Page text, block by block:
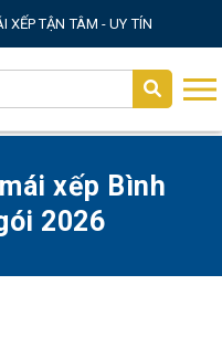
XẾP TẬN TÂM - UY TÍN
xếp Bình
2026